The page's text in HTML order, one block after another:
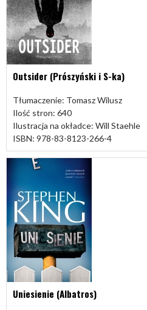
Outsider (Prószyński i S-ka)
Tłumaczenie: Tomasz Wilusz
Ilość stron: 640
Ilustracja na okładce: Will Staehle
ISBN: 978-83-8123-266-4
Uniesienie (Albatros)